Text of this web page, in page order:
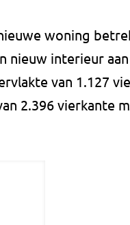
woning
nieuw interieur
van 1.127
2.396 vierkante